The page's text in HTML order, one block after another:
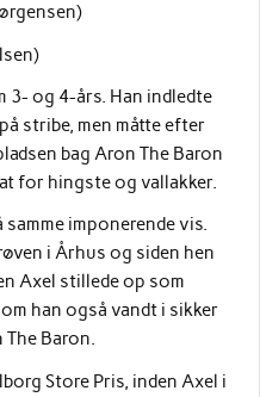
3- og 4-års. Han indledte
stribe, men måtte efter
bag Aron The Baron
for hingste og vallakker.
imponerende vis.
i Århus og siden hen
Axel stillede op som
han også vandt i sikker
Baron.
Store Pris, inden Axel i